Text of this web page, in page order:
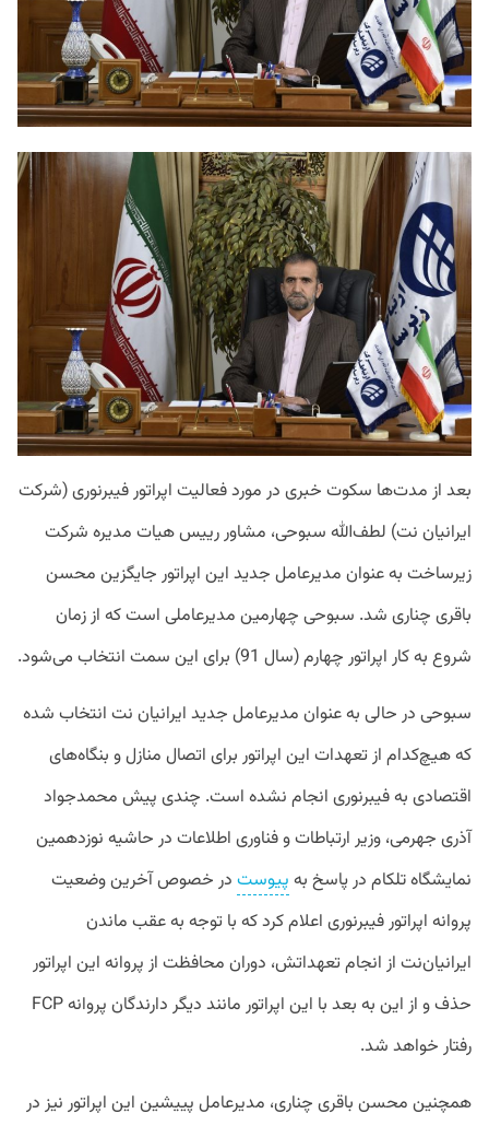
بعد از مدت‌ها سکوت خبری در مورد فعالیت اپراتور فیبرنوری (شرکت
ایرانیان نت‌) لطف‌الله سبوحی، مشاور رییس هیات مدیره شرکت
زیرساخت به عنوان مدیرعامل جدید این اپراتور جایگزین محسن
باقری چناری شد. سبوحی چهارمین مدیرعاملی است که از زمان
شروع به کار اپراتور چهارم (سال 91) برای این سمت انتخاب می‌شود.
سبوحی در حالی به عنوان مدیرعامل جدید ایرانیان نت انتخاب شده
که هیچ‌کدام از تعهدات این اپراتور برای اتصال منازل و بنگاه‌های
اقتصادی به فیبرنوری انجام نشده است. چندی پیش محمدجواد
آذری جهرمی، وزیر ارتباطات و فناوری اطلاعات در حاشیه نوزدهمین
نمایشگاه تلکام در پاسخ به پیوست در خصوص آخرین وضعیت
پروانه اپراتور فیبرنوری اعلام کرد که با توجه به عقب ماندن
ایرانیان‌نت از انجام تعهداتش، دوران محافظت از پروانه این اپراتور
حذف و از این به بعد با این اپراتور مانند دیگر دارندگان پروانه FCP
رفتار خواهد شد.
همچنین محسن باقری چناری، مدیرعامل پییشین این اپراتور نیز در